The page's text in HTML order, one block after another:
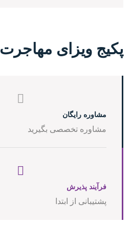
پکیج ویزای مهاجرت
مشاوره رایگان
مشاوره تخصصی بگیرید
فرآیند پذیرش
پشتیبانی از ابتدا